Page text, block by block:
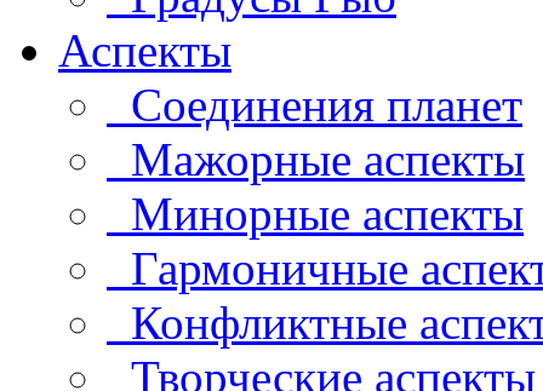
Аспекты
Соединения планет
Мажорные аспекты
Минорные аспекты
Гармоничные
Конфликтные
Творческие аспекты